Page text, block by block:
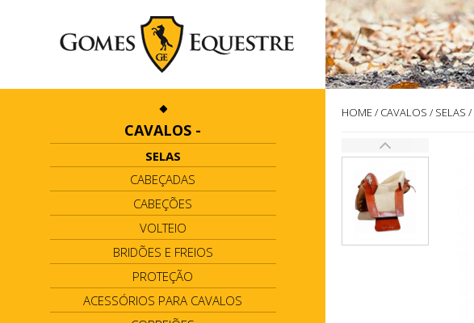
CAVALOS -
SELAS
CABEÇADAS
CABEÇÕES
VOLTEIO
BRIDÕES E FREIOS
PROTEÇÃO
ACESSÓRIOS PARA CAVALOS
HOME/ CAVALOS / SELAS /